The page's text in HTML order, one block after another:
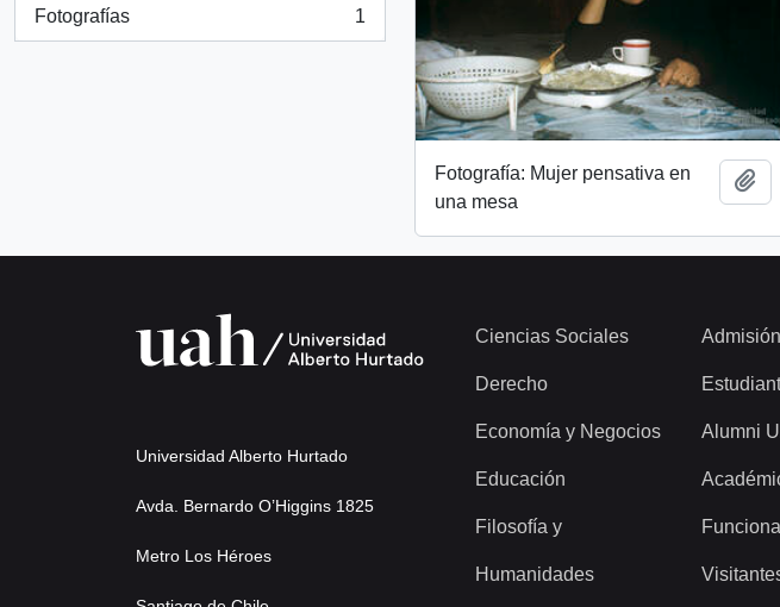
Fotografías
, 1 resultados
1
Fotografía: Mujer pensativa en
una mesa
Universidad Alberto Hurtado
Avda. Bernardo O’Higgins 1825
Metro Los Héroes
Ciencias Sociales
Derecho
Economía y Negocios
Educación
Filosofía y
Humanidades
Admisión
Alumni